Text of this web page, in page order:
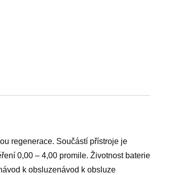
regenerace. Součástí přístroje je
0,00 – 4,00 promile. Životnost baterie
k obsluzenávod k obsluze